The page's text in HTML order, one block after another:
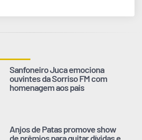
Sanfoneiro Juca emociona
ouvintes da Sorriso FM com
homenagem aos pais
Anjos de Patas promove show